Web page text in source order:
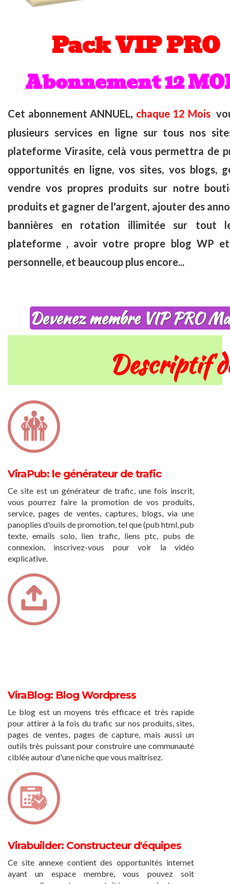
Pack VIP PRO
Abonnement 12
Cet abonnement ANNUEL, chaque 12 Mois
plusieurs services en ligne sur tous nos
plateforme Virasite, celà vous permettra de
opportunités en ligne, vos sites, vos blogs,
vendre vos propres produits sur notre
produits et gagner de l'argent, ajouter des
bannières en rotation illimitée sur tout
plateforme , avoir votre propre blog WP
personnelle, et beaucoup plus encore...
Devenez membre VIP PRO
Descriptif
ViraPub: le générateur de trafic
Ce site est un générateur de trafic, une fois inscrit,
vous pourrez faire la promotion de vos produits,
service, pages de ventes, captures, blogs, via une
panoplies d'ouils de promotion, tel que (pub html, pub
texte, emails solo, lien trafic, liens ptc, pubs de
connexion, inscrivez-vous pour voir la vidéo
explicative.
ViraBlog: Blog Wordpress
Le blog est un moyens très efficace et très rapide
pour attirer à la fois du trafic sur nos produits, sites,
pages de ventes, pages de capture, mais aussi un
outils très puissant pour construire une communauté
ciblée autour d'une niche que vous maîtrisez.
Virabuilder: Constructeur d'équipes
Ce site annexe contient des opportunités internet
ayant un espace membre, vous pouvez soit